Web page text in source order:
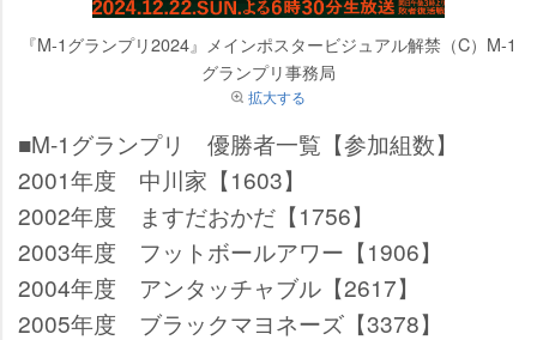
『M-1グランプリ2024』メインポスタービジュアル解禁（C）M-1
グランプリ事務局
拡大する
■M-1グランプリ 優勝者一覧【参加組数】
2001年度 中川家【1603】
2002年度 ますだおかだ【1756】
2003年度 フットボールアワー【1906】
2004年度 アンタッチャブル【2617】
2005年度 ブラックマヨネーズ【3378】